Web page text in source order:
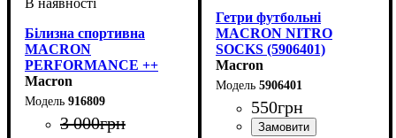
Білизна спортивна
MACRON
PERFORMANCE ++
Long-sleeves top (916809)
Macron
916809
3 000грн
Гетри футбольні
MACRON NITRO
SOCKS (5906401)
Macron
5906401
550грн